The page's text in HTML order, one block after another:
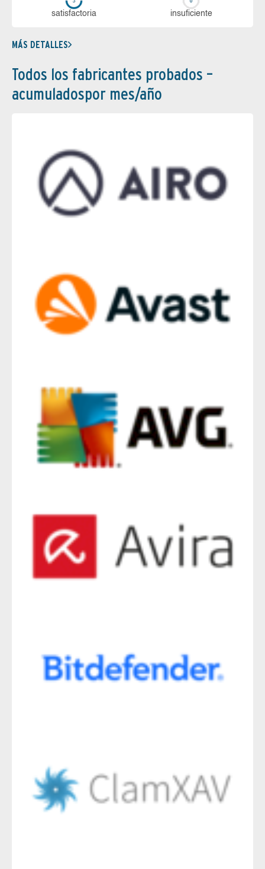
sa­tis­fac­to­ria in­su­fi­cien­te
MÁS DETALLES
Todos los fabricantes probados –
acumuladospor mes/año